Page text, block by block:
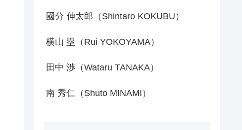
國分 伸太郎（Shintaro KOKUBU）
横山 塁（Rui YOKOYAMA）
田中 渉（Wataru TANAKA）
南 秀仁（Shuto MINAMI）